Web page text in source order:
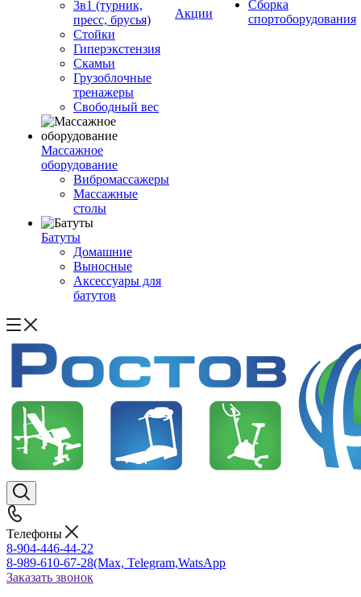
3в1 (турник,
пресс, брусья)
Стойки
Гиперэкстензия
Скамьи
Грузоблочные
тренажеры
Свободный вес
Массажное
оборудование
Вибромассажеры
Массажные
столы
Батуты
Домашние
Выносные
Аксессуары для
батутов
Акции
Сборка
спортоборудования
Телефоны
8-904-446-44-22
8-989-610-67-28(Max, Telegram,WatsApp
Заказать звонок